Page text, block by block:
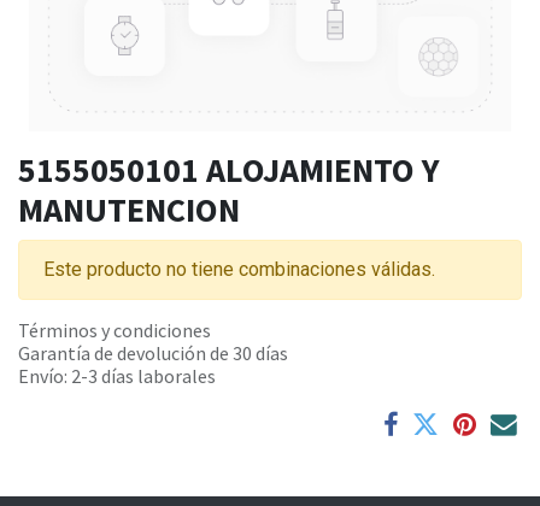
5155050101 ALOJAMIENTO Y
MANUTENCION
Este producto no tiene combinaciones válidas.
Términos y condiciones
Garantía de devolución de 30 días
Envío: 2-3 días laborales